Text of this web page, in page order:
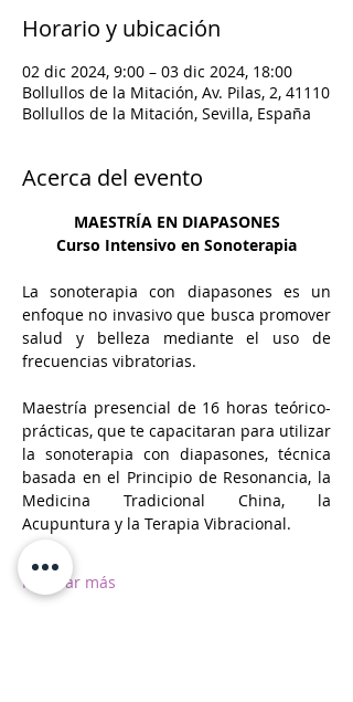
Horario y ubicación
02 dic 2024, 9:00 – 03 dic 2024, 18:00
Bollullos de la Mitación, Av. Pilas, 2, 41110
Bollullos de la Mitación, Sevilla, España
Acerca del evento
MAESTRÍA EN DIAPASONES
Curso Intensivo en Sonoterapia
La sonoterapia con diapasones es un
enfoque no invasivo que busca promover
salud y belleza mediante el uso de
frecuencias vibratorias.
Maestría presencial de 16 horas teórico-
prácticas, que te capacitaran para utilizar
la sonoterapia con diapasones, técnica
basada en el Principio de Resonancia, la
Medicina Tradicional China, la
Acupuntura y la Terapia Vibracional.
Mostrar más